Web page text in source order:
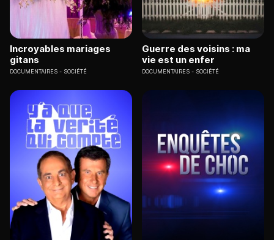
Incroyables mariages
gitans
DOCUMENTAIRES SOCIÉTÉ
Guerre des voisins : ma
vie est un enfer
DOCUMENTAIRES SOCIÉTÉ